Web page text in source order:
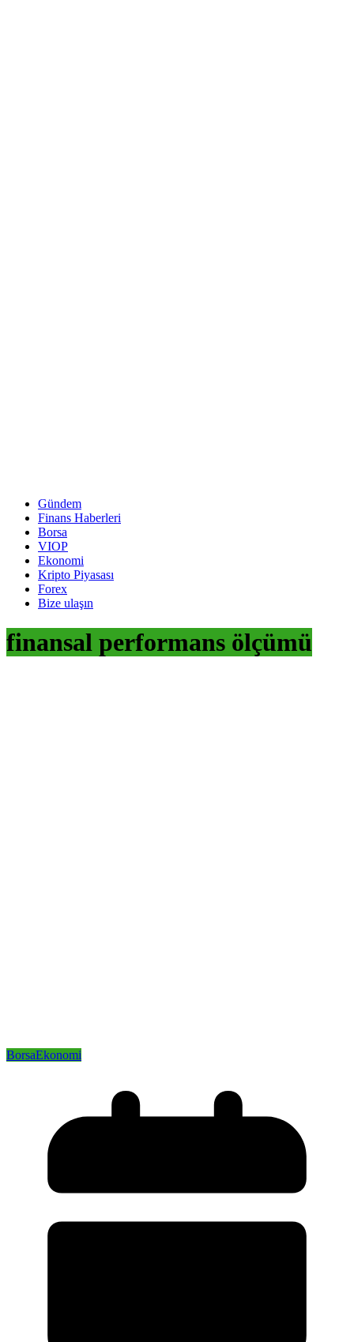
Gündem
Finans Haberleri
Borsa
VIOP
Ekonomi
Kripto Piyasası
Forex
Bize ulaşın
finansal performans ölçümü
BorsaEkonomi